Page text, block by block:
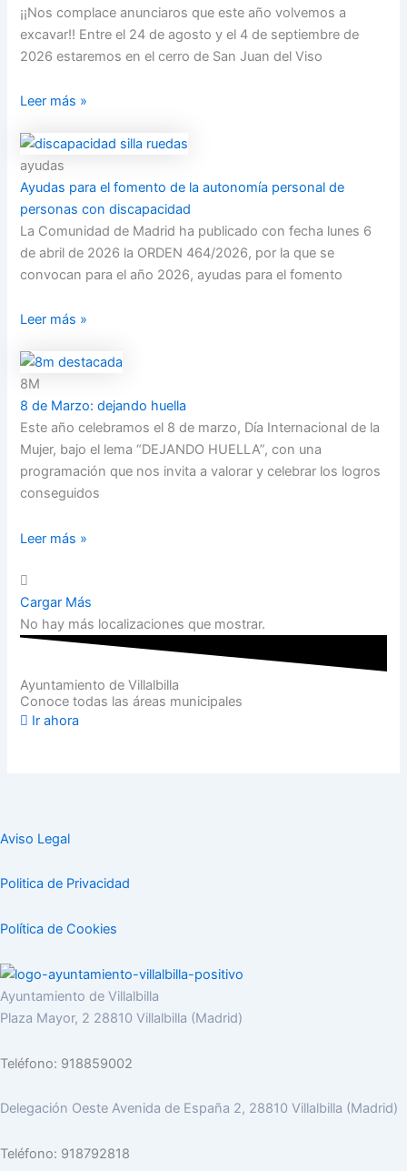
¡¡Nos complace anunciaros que este año volvemos a
excavar!! Entre el 24 de agosto y el 4 de septiembre de
2026 estaremos en el cerro de San Juan del Viso
Leer más »
ayudas
Ayudas para el fomento de la autonomía personal de
personas con discapacidad
La Comunidad de Madrid ha publicado con fecha lunes 6
de abril de 2026 la ORDEN 464/2026, por la que se
convocan para el año 2026, ayudas para el fomento
Leer más »
8M
8 de Marzo: dejando huella
Este año celebramos el 8 de marzo, Día Internacional de la
Mujer, bajo el lema “DEJANDO HUELLA”, con una
programación que nos invita a valorar y celebrar los logros
conseguidos
Leer más »
Cargar Más
No hay más localizaciones que mostrar.
Ayuntamiento de Villalbilla
Conoce todas las áreas municipales
Ir ahora
Aviso Legal
Politica de Privacidad
Política de Cookies
Ayuntamiento de Villalbilla
Plaza Mayor, 2 28810 Villalbilla (Madrid)
Teléfono: 918859002
Delegación Oeste Avenida de España 2, 28810 Villalbilla (Madrid)
Teléfono: 918792818